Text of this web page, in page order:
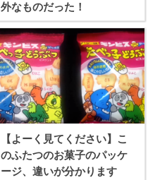
外なものだった！
【よーく見てください】こ
のふたつのお菓子のパッケ
ージ、違いが分かります